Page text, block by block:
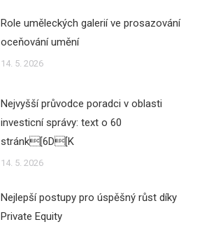
Role uměleckých galerií ve prosazování
oceňování umění
14. 5. 2026
Nejvyšší průvodce poradci v oblasti
investicní správy: text o 60
stránk[6D[K
14. 5. 2026
Nejlepší postupy pro úspěšný růst díky
Private Equity